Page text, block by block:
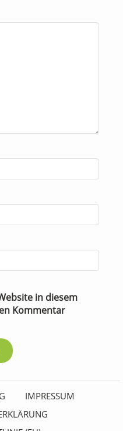
in diesem
Kommentar
IMPRESSUM